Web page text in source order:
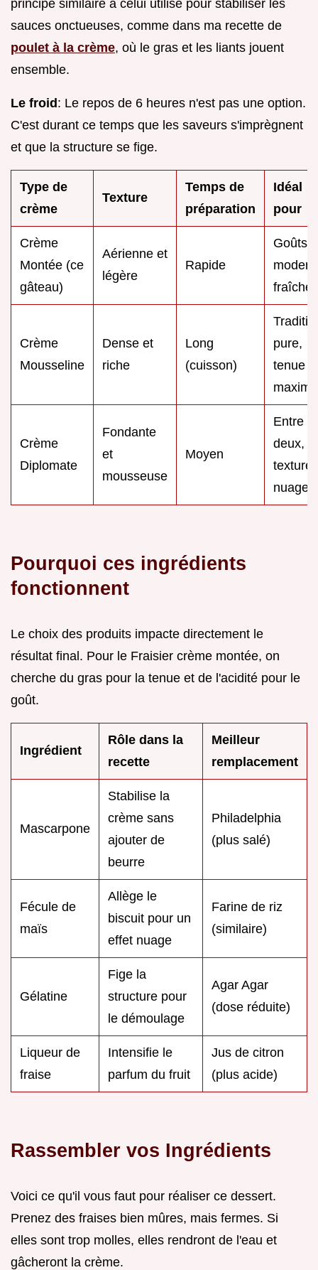
principe similaire à celui utilisé pour stabiliser les
sauces onctueuses, comme dans ma recette de
poulet à la crème, où le gras et les liants jouent
ensemble.
Le froid: Le repos de 6 heures n'est pas une option.
C'est durant ce temps que les saveurs s'imprègnent
et que la structure se fige.
Type de
crème
Texture
Temps de
préparation
Idéal
pour
Crème
Montée (ce
gâteau)
Aérienne et
légère
Rapide
Goûts
Crème
Mousseline
Dense et
riche
Long
(cuisson)
pure,
tenue
Crème
Diplomate
Fondante
et
mousseuse
Moyen
Entre
deux,
texture
nuage
Pourquoi ces ingrédients
fonctionnent
Le choix des produits impacte directement le
résultat final. Pour le Fraisier crème montée, on
cherche du gras pour la tenue et de l'acidité pour le
goût.
Ingrédient
Rôle dans la
recette
Meilleur
remplacement
Mascarpone
Stabilise la
crème sans
ajouter de
beurre
Philadelphia
(plus salé)
Fécule de
maïs
Allège le
biscuit pour un
effet nuage
Farine de riz
(similaire)
Gélatine
Fige la
structure pour
le démoulage
Agar Agar
(dose réduite)
Liqueur de
fraise
Intensifie le
parfum du fruit
Jus de citron
(plus acide)
Rassembler vos Ingrédients
Voici ce qu'il vous faut pour réaliser ce dessert.
Prenez des fraises bien mûres, mais fermes. Si
elles sont trop molles, elles rendront de l'eau et
gâcheront la crème.